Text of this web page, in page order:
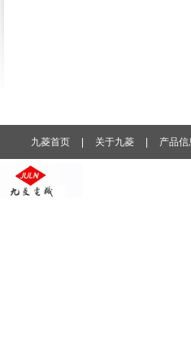
九菱首页 关于九菱 产品信